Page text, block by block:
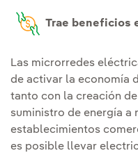
Trae beneficios
Las microrredes
de activar la economía
tanto con la creación
suministro de energía a
establecimientos
es posible llevar